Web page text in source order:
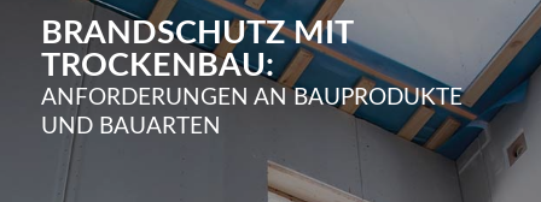
BRANDSCHUTZ MIT
TROCKENBAU:
ANFORDERUNGEN AN BAUPRODUKTE
UND BAUARTEN